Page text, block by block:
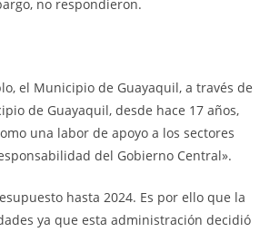
no respondieron.
el Municipio de Guayaquil, a través de
de Guayaquil, desde hace 17 años,
una labor de apoyo a los sectores
del Gobierno Central».
hasta 2024. Es por ello que la
ya que esta administración decidió